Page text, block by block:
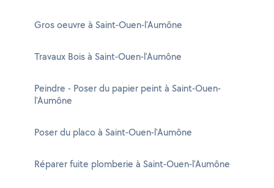
Gros oeuvre à Saint-Ouen-l'Aumône
Travaux Bois à Saint-Ouen-l'Aumône
Peindre - Poser du papier peint à Saint-Ouen-
l'Aumône
Poser du placo à Saint-Ouen-l'Aumône
Réparer fuite plomberie à Saint-Ouen-l'Aumône